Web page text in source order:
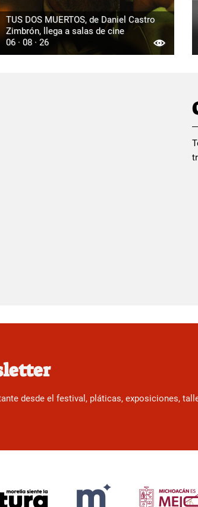
TUS DOS MUERTOS, de Daniel Castro
Zimbrón, llega a salas de cine
06 · 08 · 26
desde el festival, pláticas, exposiciones,